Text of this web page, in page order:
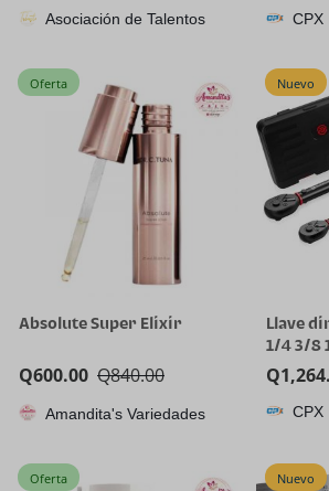
Asociación de Talentos CPX
Oferta
Absolute Super Elixir
Q840.00
Q600.00
Amandita's Variedades
Nuevo
Llave
1/4 3/8
Juego
de
Q
CPX
Oferta Nuevo